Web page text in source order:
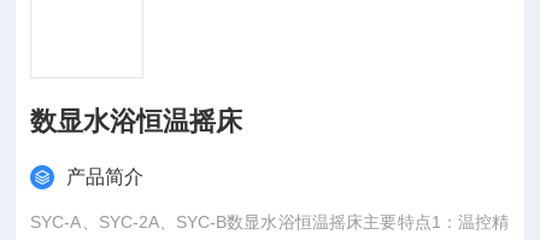
数显水浴恒温摇床
产品简介
SYC-A、SYC-2A、SYC-B数显水浴恒温摇床主要特点1：温控精